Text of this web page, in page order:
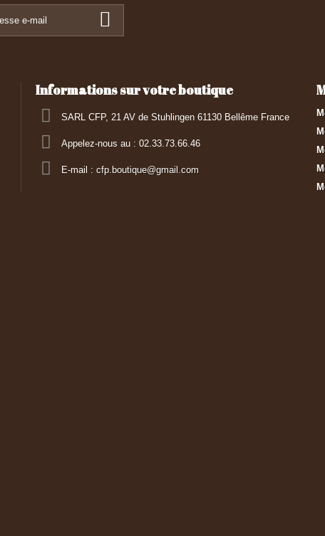
Informations sur votre boutique
SARL CFP, 21 AV de Stuhlingen 61130 Bellême France
Appelez-nous au : 02.33.73.66.46
E-mail : cfp.boutique@gmail.com